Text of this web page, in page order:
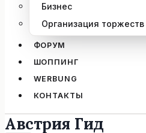
Бизнес
Организация торжеств
ФОРУМ
ШОППИНГ
WERBUNG
КОНТАКТЫ
Австрия Гид